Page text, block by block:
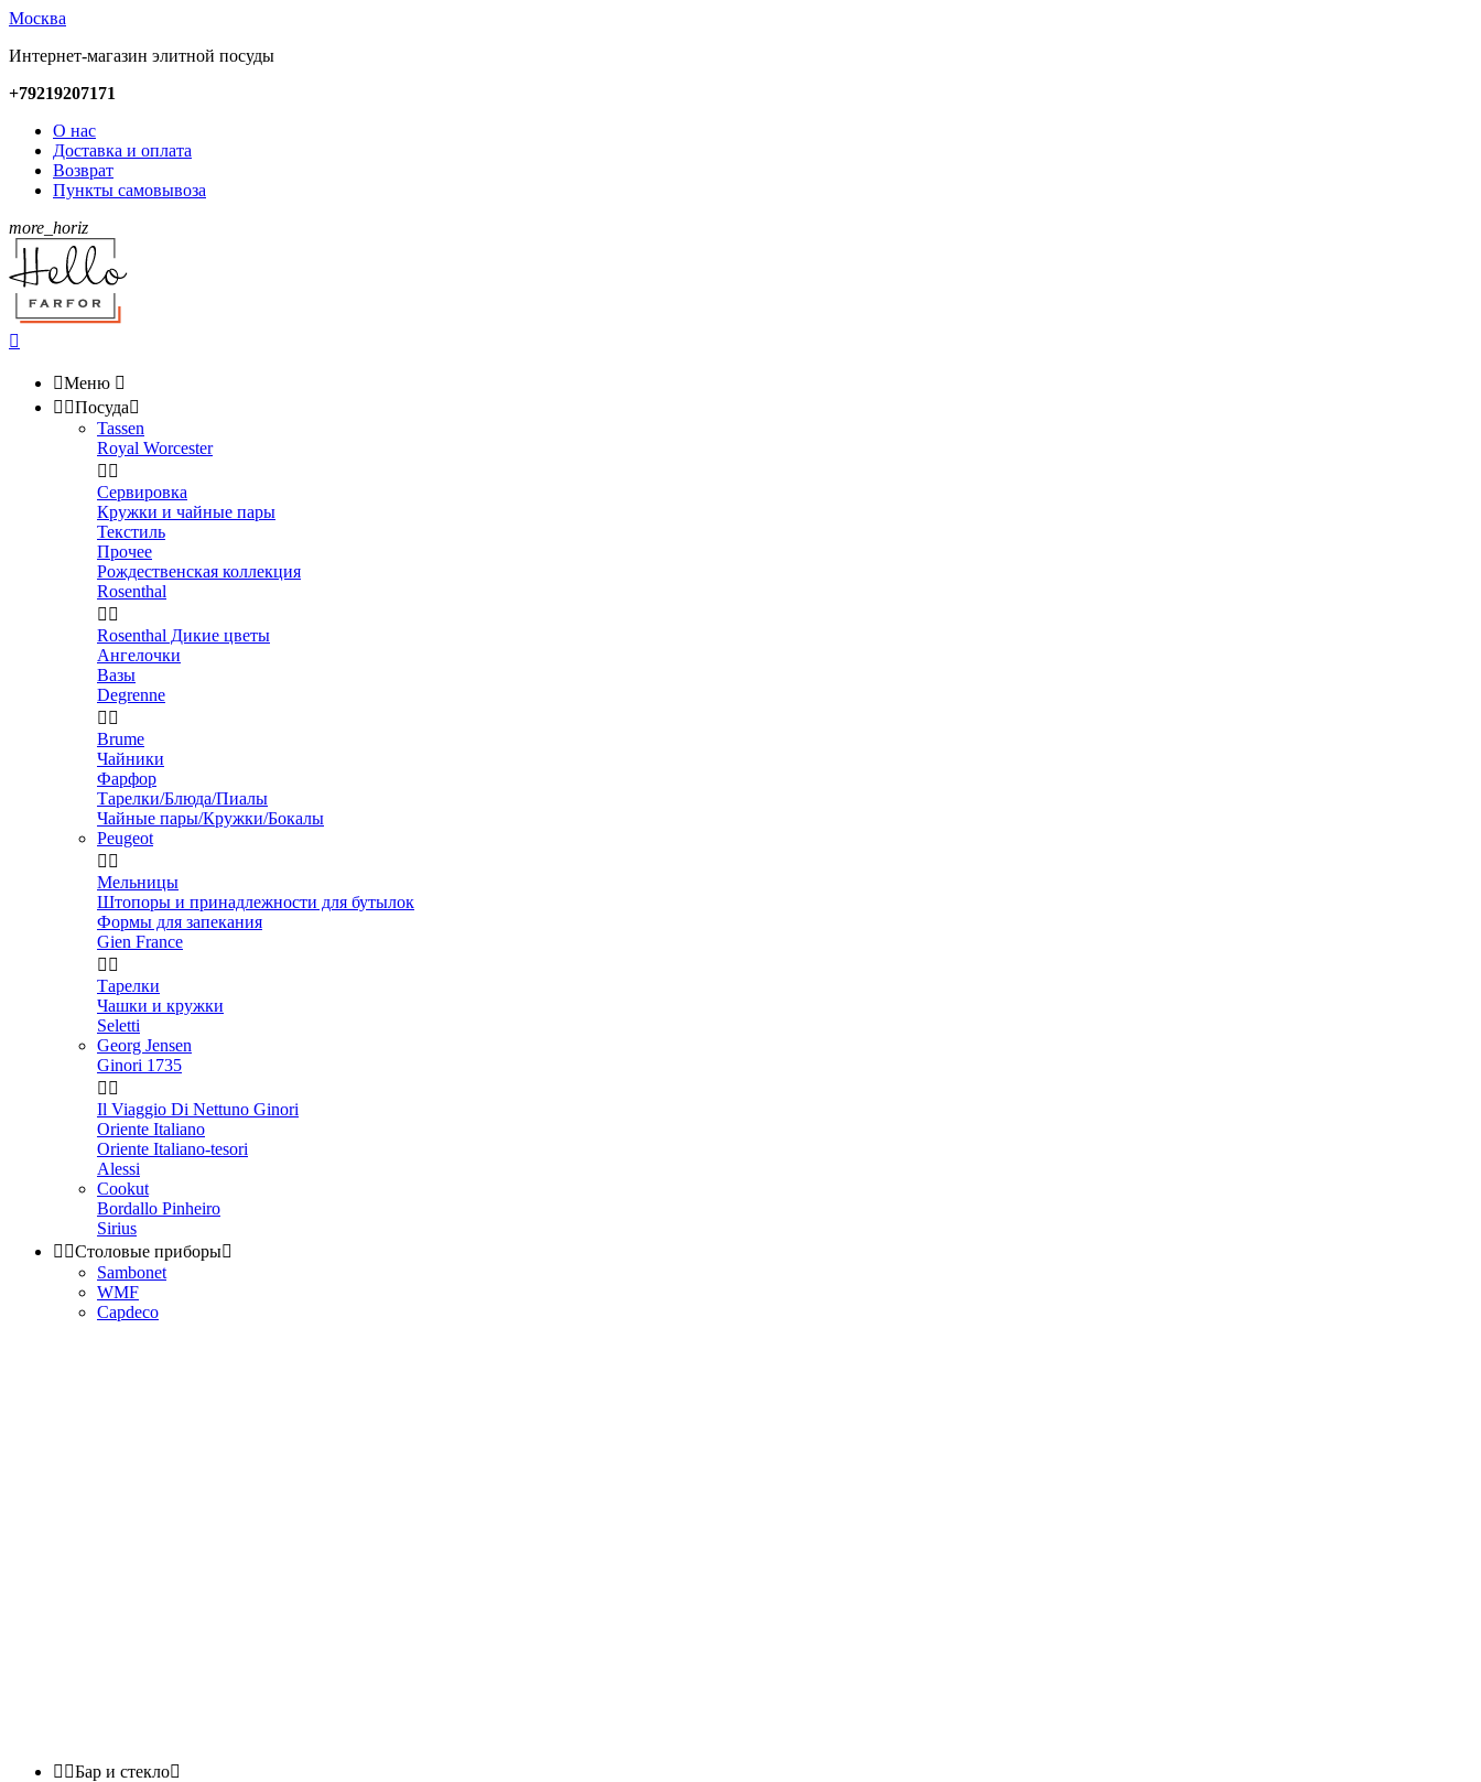
Москва
Интернет-магазин элитной посуды
+79219207171
О нас
Доставка и оплата
Возврат
Пункты самовывоза
more_horiz

Меню 
 Посуда
Tassen
Royal Worcester
 
Сервировка
Кружки и чайные пары
Текстиль
Прочее
Рождественская коллекция
Rosenthal
 
Rosenthal Дикие цветы
Ангелочки
Вазы
Degrenne
 
Brume
Чайники
Фарфор
Тарелки/Блюда/Пиалы
Чайные пары/Кружки/Бокалы
Peugeot
 
Мельницы
Штопоры и принадлежности для бутылок
Формы для запекания
Gien France
 
Тарелки
Чашки и кружки
Seletti
Georg Jensen
Ginori 1735
 
Il Viaggio Di Nettuno Ginori
Oriente Italiano
Oriente Italiano-tesori
Alessi
Cookut
Bordallo Pinheiro
Sirius
 Столовые приборы
Sambonet
WMF
Capdeco
 Бар и стекло